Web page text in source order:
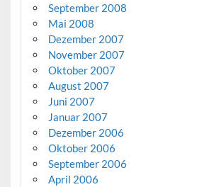
September 2008
Mai 2008
Dezember 2007
November 2007
Oktober 2007
August 2007
Juni 2007
Januar 2007
Dezember 2006
Oktober 2006
September 2006
April 2006